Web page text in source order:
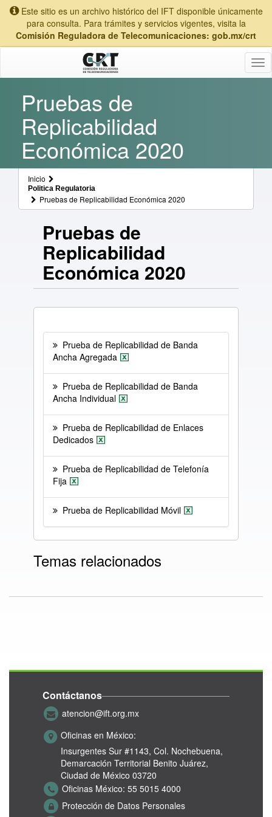
Este sitio es un archivo histórico del IFT disponible únicamente
para consulta. Para trámites y servicios vigentes, visita la
Comisión Reguladora de Telecomunicaciones: gob.mx/crt
Pruebas de
Replicabilidad
Económica 2020
Inicio
Politica Regulatoria
Pruebas de Replicabilidad Económica 2020
Pruebas de
Replicabilidad
Económica 2020
Prueba de Replicabilidad de Banda
Ancha Agregada
Prueba de Replicabilidad de Banda
Ancha Individual
Prueba de Replicabilidad de Enlaces
Dedicados
Prueba de Replicabilidad de Telefonía
Fija
Prueba de Replicabilidad Móvil
Temas relacionados
Contáctanos
atencion@ift.org.mx
Oficinas en México:
Insurgentes Sur #1143, Col. Nochebuena,
Demarcación Territorial Benito Juárez,
Ciudad de México 03720
Oficinas México: 55 5015 4000
Protección de Datos Personales